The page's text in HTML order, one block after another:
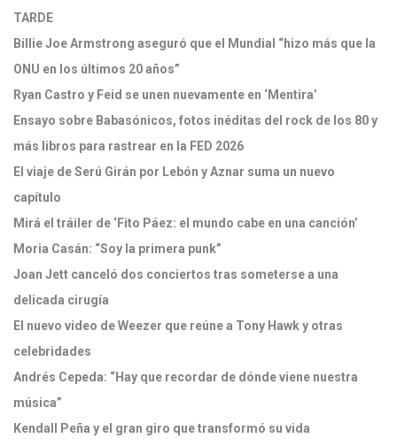
TARDE
Billie Joe Armstrong aseguró que el Mundial “hizo más que la
ONU en los últimos 20 años”
Ryan Castro y Feid se unen nuevamente en ‘Mentira’
Ensayo sobre Babasónicos, fotos inéditas del rock de los 80 y
más libros para rastrear en la FED 2026
El viaje de Serú Girán por Lebón y Aznar suma un nuevo
capítulo
Mirá el tráiler de ‘Fito Páez: el mundo cabe en una canción’
Moria Casán: “Soy la primera punk”
Joan Jett canceló dos conciertos tras someterse a una
delicada cirugía
El nuevo video de Weezer que reúne a Tony Hawk y otras
celebridades
Andrés Cepeda: “Hay que recordar de dónde viene nuestra
música”
Kendall Peña y el gran giro que transformó su vida